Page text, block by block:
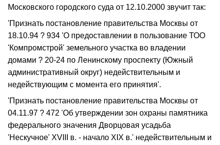
Московского городского суда от 12.10.2000 звучит так:
'Признать постановление правительства Москвы от
18.10.94 ? 934 'О предоставлении в пользование ТОО
'Компромстрой' земельного участка во владении
домами ? 20-24 по Ленинскому проспекту (Южный
административный округ) недействительным и
недействующим с момента его принятия'.
'Признать постановление правительства Москвы от
04.11.97 ? 472 'Об утверждении зон охраны памятника
федерального значения Дворцовая усадьба
'Нескучное' ХVIII в. - начало XIX в.' недействительным и